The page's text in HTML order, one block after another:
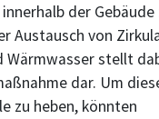
der Gebäude
Austausch von
Wärmwasser stellt
dar. Um
zu heben, könnten